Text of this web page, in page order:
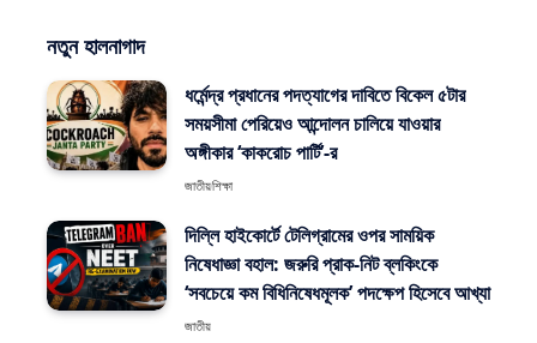
নতুন হালনাগাদ
ধর্মেন্দ্র প্রধানের পদত্যাগের দাবিতে বিকেল ৫টার
সময়সীমা পেরিয়েও আন্দোলন চালিয়ে যাওয়ার
অঙ্গীকার ‘কাকরোচ পার্টি’-র
জাতীয়শিক্ষা
দিল্লি হাইকোর্টে টেলিগ্রামের ওপর সাময়িক
নিষেধাজ্ঞা বহাল: জরুরি প্রাক-নিট ব্লকিংকে
‘সবচেয়ে কম বিধিনিষেধমূলক’ পদক্ষেপ হিসেবে আখ্যা
জাতীয়